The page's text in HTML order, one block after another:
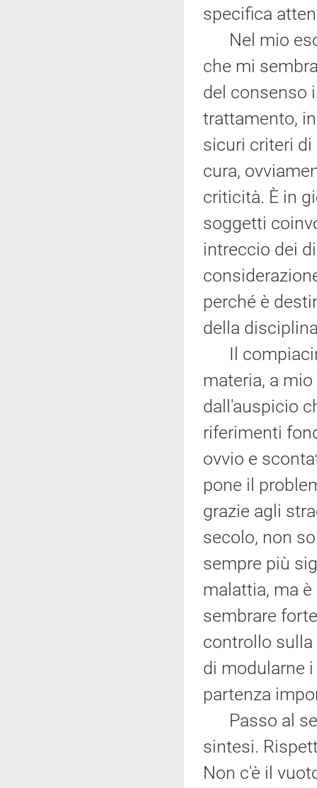
specifica
Nel mio
che mi
del consenso
trattamento,
sicuri criteri
cura,
criticità. È in
soggetti
intreccio dei
perché è
della
Il
materia, a
dall'auspicio
riferimenti
ovvio e
pone il
grazie agli
secolo, non
sempre più
malattia, ma
sembrare
controllo
di modularne
partenza
Passo al
sintesi.
Non c'è il